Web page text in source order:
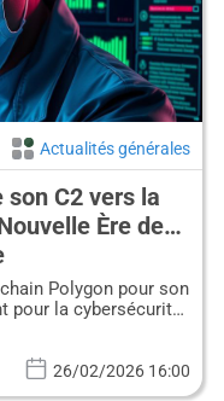
Actualités générales
C2 vers la
Ère de
Polygon pour son
pour la cybersécurité
26/02/2026 16:00